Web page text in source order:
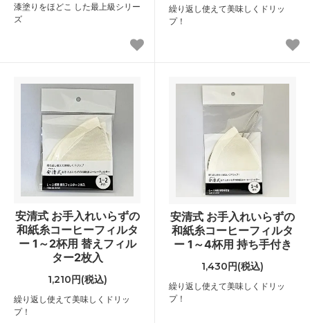
漆塗りをほどこ した最上級シリー
ズ
繰り返し使えて美味しくドリッ
プ！
安清式 お手入れいらずの
和紙糸コーヒーフィルタ
ー 1～2杯用 替えフィル
ター2枚入
1,210円(税込)
繰り返し使えて美味しくドリッ
プ！
安清式 お手入れいらずの
和紙糸コーヒーフィルタ
ー 1～4杯用 持ち手付き
1,430円(税込)
繰り返し使えて美味しくドリッ
プ！